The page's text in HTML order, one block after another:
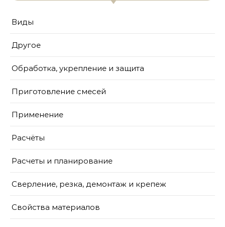
Виды
Другое
Обработка, укрепление и защита
Приготовление смесей
Применение
Расчёты
Расчеты и планирование
Сверление, резка, демонтаж и крепеж
Свойства материалов